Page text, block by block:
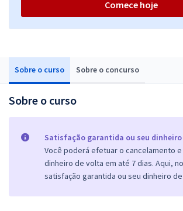
Sobre o curso Sobre o concurso
Sobre o curso
Satisfação garantida ou seu
Você poderá efetuar o cancelamento
dinheiro de volta em até 7 dias. Aqui,
satisfação garantida ou seu dinheiro
Comece hoje